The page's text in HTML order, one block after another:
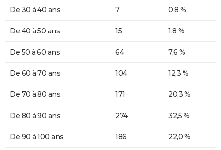
De 30 à 40 ans 7 0,8 %
De 40 à 50 ans 15 1,8 %
De 50 à 60 ans 64 7,6 %
De 60 à 70 ans 104 12,3 %
De 70 à 80 ans 171 20,3 %
De 80 à 90 ans 274 32,5 %
De 90 à 100 ans 186 22,0 %